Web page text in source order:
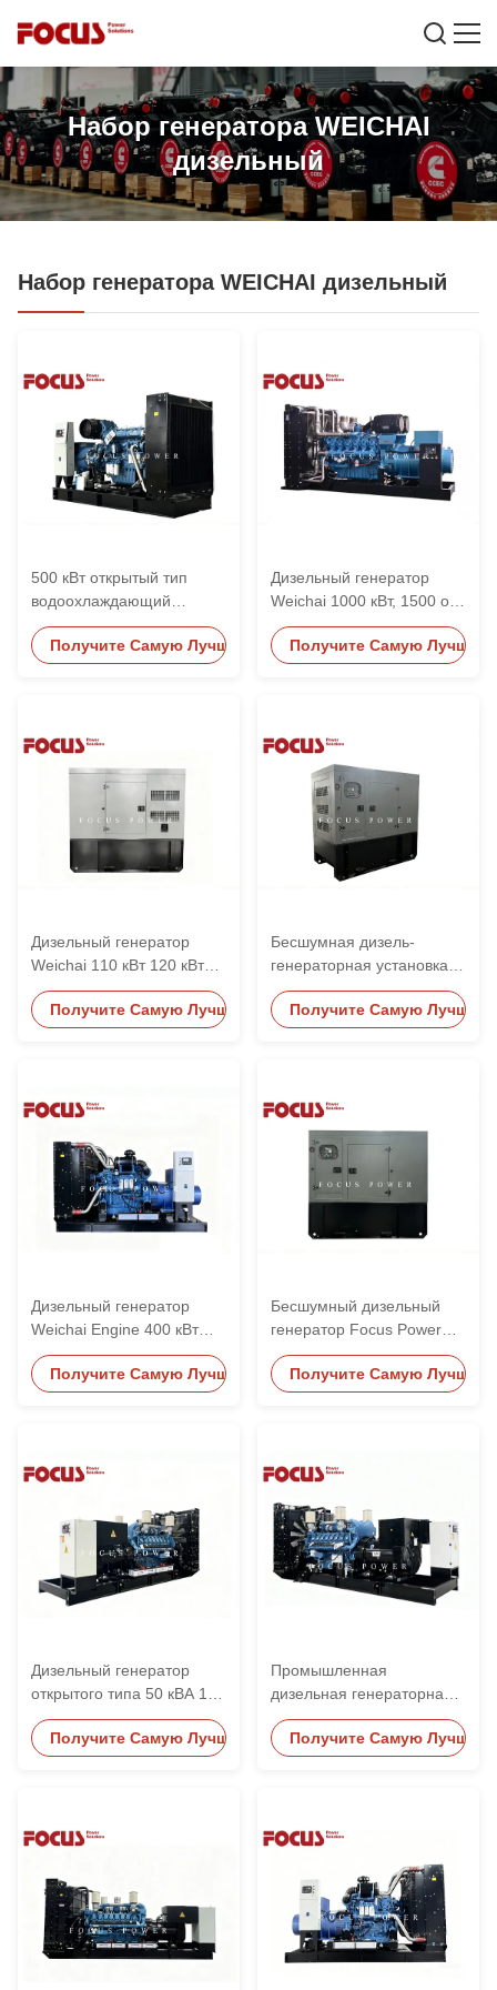
Набор генератора WEICHAI
дизельный
Набор генератора WEICHAI дизельный
500 кВт открытый тип
водоохлаждающий
генератор с двигателем
Weichai 6M33D633E200
Получите Самую Лучшую Цену
Дизельный генератор
Weichai 1000 кВт, 1500 об/
мин, 1800 об/мин, степень
защиты IP23, для
Получите Самую Лучшую
Дизельный генератор
Weichai 110 кВт 120 кВт
130 кВт бесшумного типа
с системой водяного
Получите Самую Лучшую Цену
Бесшумная дизель-
генераторная установка
Weichai Engine 100 кВт
200 кВт 400 кВт 500 кВт
Получите Самую Лучшую
Дизельный генератор
Weichai Engine 400 кВт
500 кВА, компактный
дизайн, бесшумный тип,
Получите Самую Лучшую Цену
Бесшумный дизельный
генератор Focus Power
Weichai 24 кВт 20 кВА 25
кВА 30 кВА 40 кВА 50 кВА
Получите Самую Лучшую
Дизельный генератор
открытого типа 50 кВА 100
кВт 100 кВА 120 кВт 200
кВт 700 кВА с двигателем
Получите Самую Лучшую Цену
Промышленная
дизельная генераторная
установка Weichai
мощностью от 100 кВт до
Получите Самую Лучшую